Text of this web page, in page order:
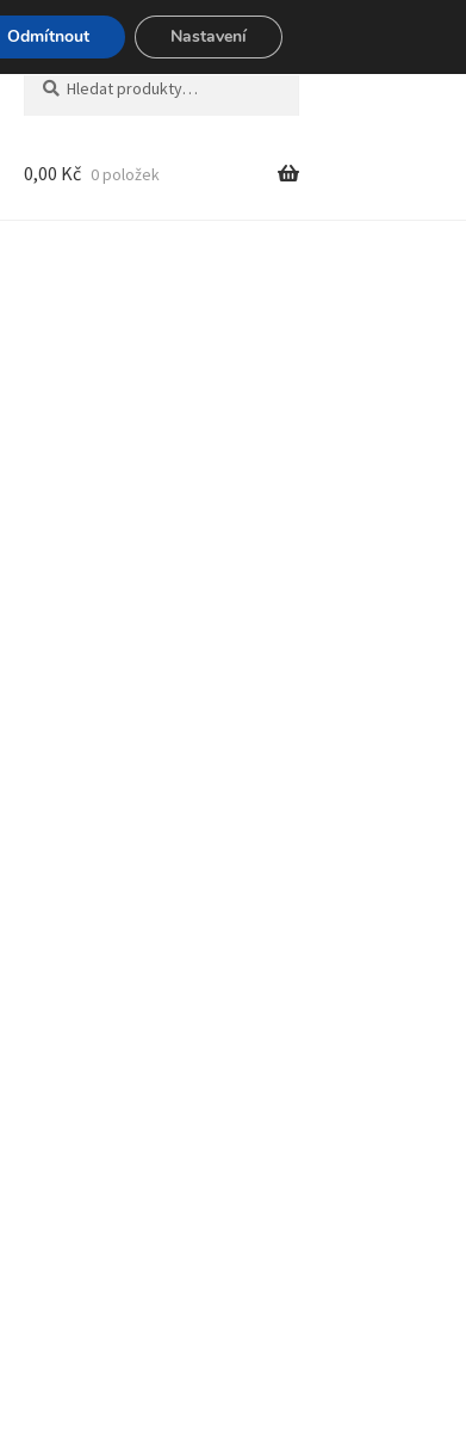
Hledat:
Hledat
0,00 Kč 0 položek
Odmítnout Nastavení